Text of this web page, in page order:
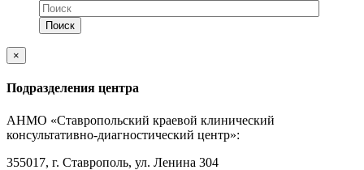
×
Подразделения центра
АНМО «Ставропольский краевой клинический
консультативно-диагностический центр»:
355017, г. Ставрополь, ул. Ленина 304